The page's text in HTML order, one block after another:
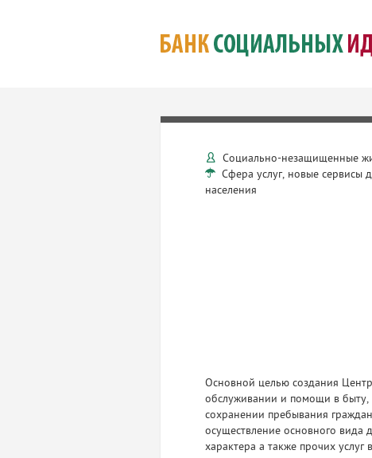
Социально-незащищенные
Сфера услуг, новые сервисы
населения
Основной целью создания
обслуживании и помощи в быту,
сохранении пребывания
осуществление основного вида
характера а также прочих